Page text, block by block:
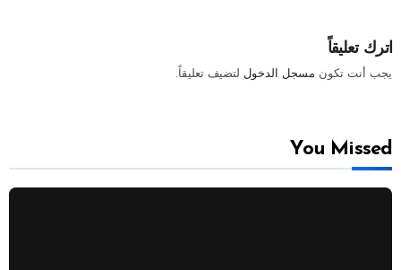
اترك تعليقاً
يجب أنت تكون مسجل الدخول لتضيف تعليقاً.
You Missed